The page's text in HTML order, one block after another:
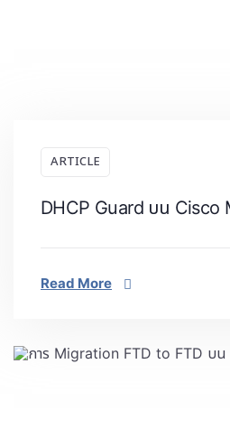
ARTICLE
DHCP Guard บน Cisco
Read More